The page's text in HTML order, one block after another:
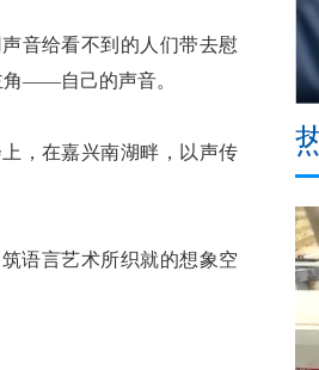
音给看不到的人们带去慰
角——自己的声音。
，在嘉兴南湖畔，以声传
语言艺术所织就的想象空